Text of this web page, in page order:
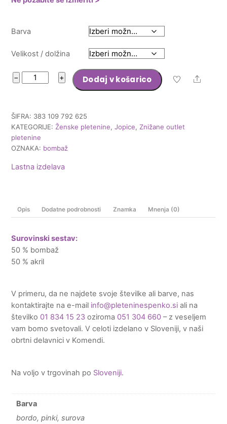
Barva
Velikost / dolžina
−
Jopica
+ Dodaj v košarico Share
ŠIFRA: 383 109 792 625
KATEGORIJE: Ženske pletenine,Jopice, Znižane outlet
pletenine
OZNAKA: bombaž
Lastna izdelava
Opis Dodatne podrobnosti Znamka Mnenja (0)
Surovinski sestav:
50 % bombaž
50 % akril
V primeru, da ne najdete svoje številke ali barve, nas
kontaktirajte na e-mail info@pleteninespenko.si ali na
številko 01 834 15 23 oziroma 051 304 660 – z veseljem
vam bomo svetovali. V celoti izdelano v Sloveniji, v naši
obrtni delavnici v Komendi.
Na voljo v trgovinah po Sloveniji.
Barva
bordo, pinki, surova